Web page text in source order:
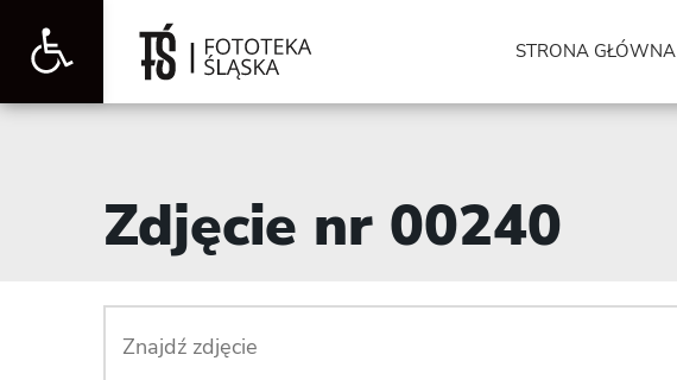
Otwórz
narzędzi
STRONA GŁÓWNA
Zdjęcie nr 00240